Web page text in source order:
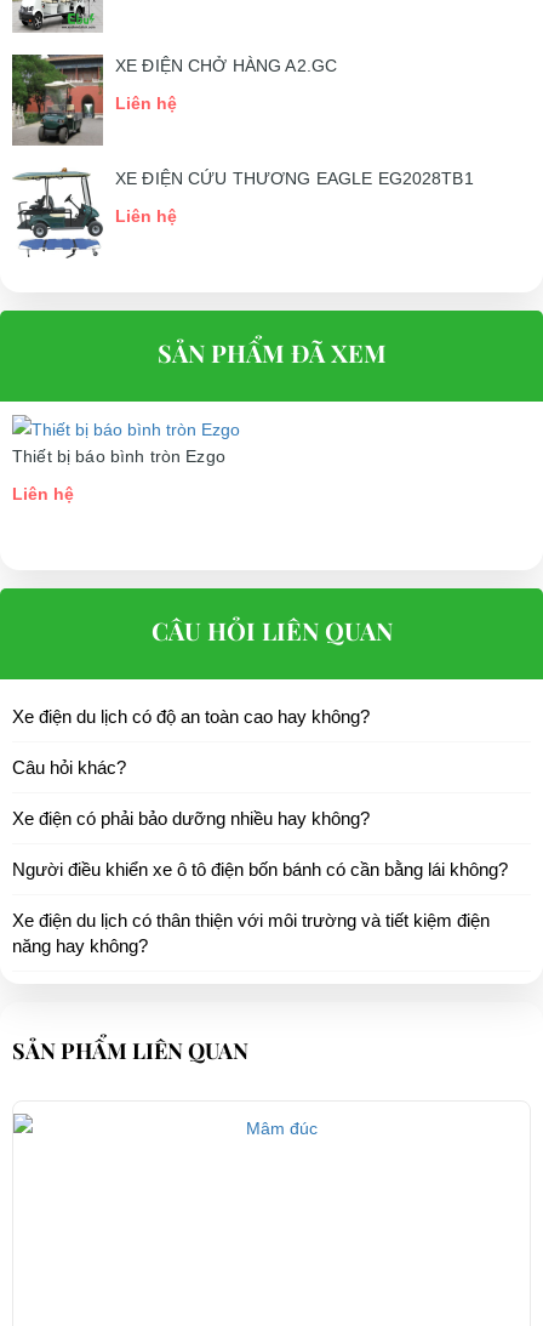
XE ĐIỆN CHỞ HÀNG A2.GC
Liên hệ
XE ĐIỆN CỨU THƯƠNG EAGLE EG2028TB1
Liên hệ
SẢN PHẨM ĐÃ XEM
Thiết bị báo bình tròn Ezgo
Liên hệ
CÂU HỎI LIÊN QUAN
Xe điện du lịch có độ an toàn cao hay không?
Câu hỏi khác?
Xe điện có phải bảo dưỡng nhiều hay không?
Người điều khiển xe ô tô điện bốn bánh có cần bằng lái không?
Xe điện du lịch có thân thiện với môi trường và tiết kiệm điện
năng hay không?
SẢN PHẨM LIÊN QUAN